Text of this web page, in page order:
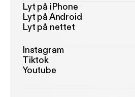
Lyt på iPhone
Lyt på Android
Lyt på nettet
Instagram
Tiktok
Youtube